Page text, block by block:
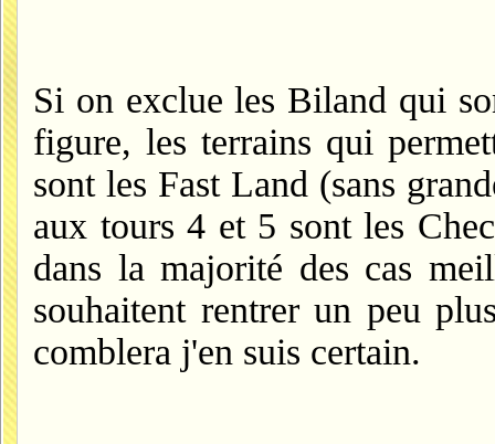
Si on exclue les Biland qui
figure, les terrains qui
sont les Fast Land (sans
aux tours 4 et 5 sont les
dans la majorité des cas
souhaitent rentrer un peu
comblera j'en suis certain.